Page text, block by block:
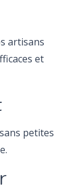
artisans
et
petites